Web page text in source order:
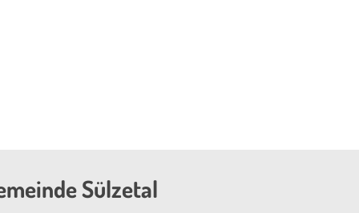
Sülzetal